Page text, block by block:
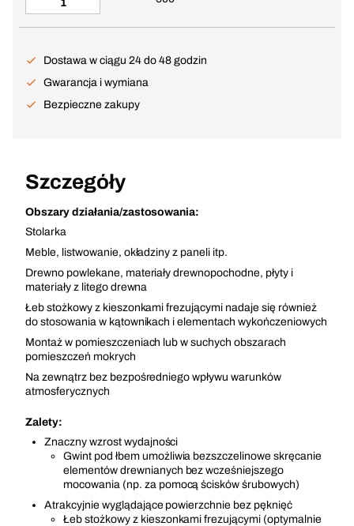
Dostawa w ciągu 24 do 48 godzin
Gwarancja i wymiana
Bezpieczne zakupy
Szczegóły
Obszary działania/zastosowania:
Stolarka
Meble, listwowanie, okładziny z paneli itp.
Drewno powlekane, materiały drewnopochodne, płyty i
materiały z litego drewna
Łeb stożkowy z kieszonkami frezującymi nadaje się również
do stosowania w kątownikach i elementach wykończeniowych
Montaż w pomieszczeniach lub w suchych obszarach
pomieszczeń mokrych
Na zewnątrz bez bezpośredniego wpływu warunków
atmosferycznych
Zalety:
Znaczny wzrost wydajności
Gwint pod łbem umożliwia bezszczelinowe skręcanie
elementów drewnianych bez wcześniejszego
mocowania (np. za pomocą ścisków śrubowych)
Atrakcyjnie wyglądające powierzchnie bez pęknięć
Łeb stożkowy z kieszonkami frezującymi (optymalnie